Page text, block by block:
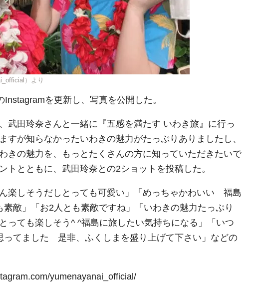
）より
を更新し、写真を公開した。
武田玲奈さんと一緒に『五感を満たす いわき旅』に行っ
が知らなかったいわきの魅力がたっぷりありましたし、
の魅力を、もっとたくさんの方に知っていただきたいで
とともに、武田玲奈との2ショットを投稿した。
楽しそうだしとっても可愛い」「めっちゃかわいい 福島
敵」「お2人とも素敵ですね」「いわきの魅力たっぷり
っても楽しそう^ ^福島に旅したい気持ちになる」「いつ
ってました 是非、ふくしまを盛り上げて下さい」などの
yumenayanai_official/